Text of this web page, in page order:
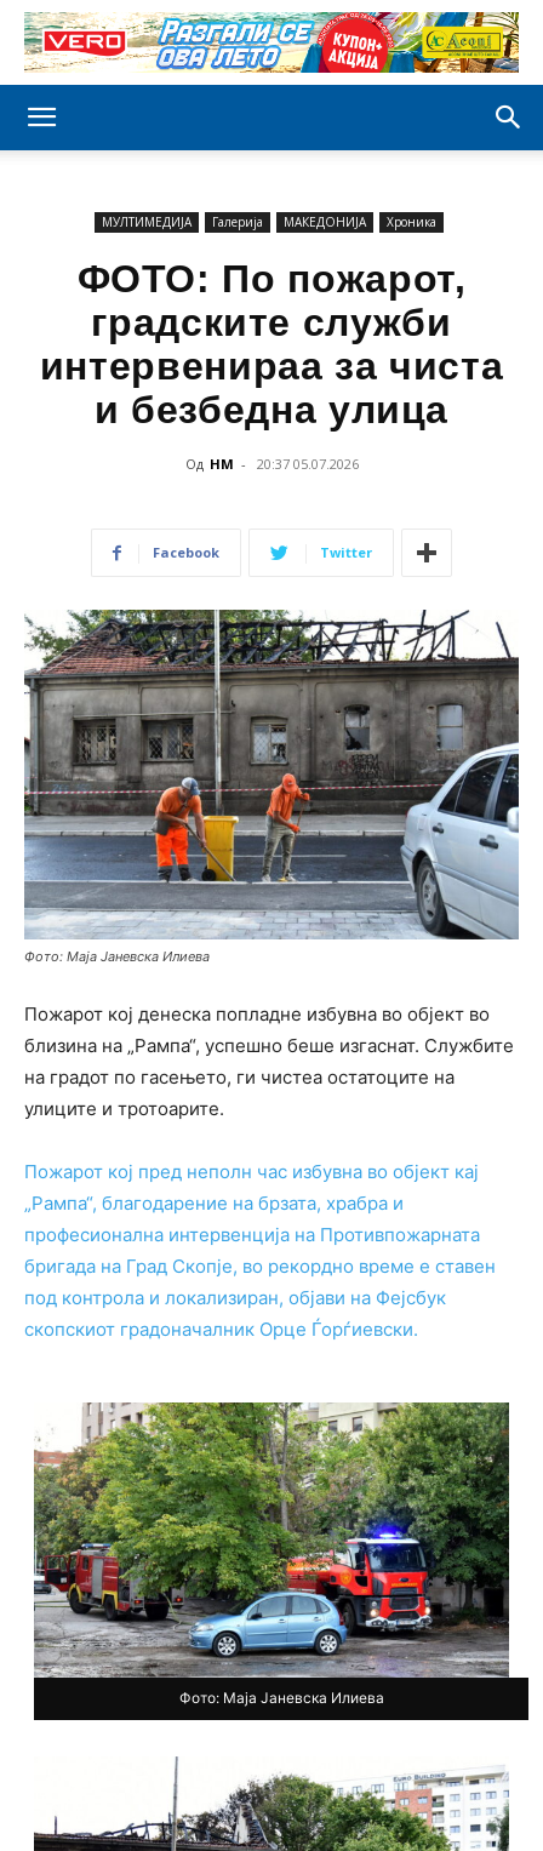
МУЛТИМЕДИЈА Галерија МАКЕДОНИЈА Хроника
ФОТО: По пожарот,
градските служби
интервенираа за чиста
и безбедна улица
Од НМ - 20:37 05.07.2026
Facebook Twitter
Фото: Маја Јаневска Илиева
Пожарот кој денеска попладне избувна во објект во
близина на „Рампа“, успешно беше изгаснат. Службите
на градот по гасењето, ги чистеа остатоците на
улиците и тротоарите.
Пожарот кој пред неполн час избувна во објект кај
„Рампа“, благодарение на брзата, храбра и
професионална интервенција на Противпожарната
бригада на Град Скопје, во рекордно време е ставен
под контрола и локализиран, објави на Фејсбук
скопскиот градоначалник Орце Ѓорѓиевски.
Фото: Маја Јаневска Илиева